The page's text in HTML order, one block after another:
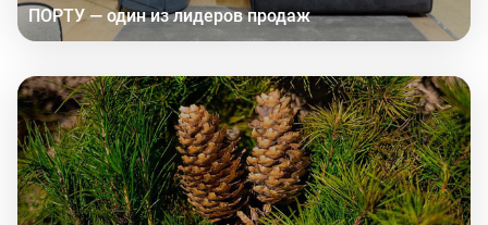
ПОРТУ — один из лидеров продаж